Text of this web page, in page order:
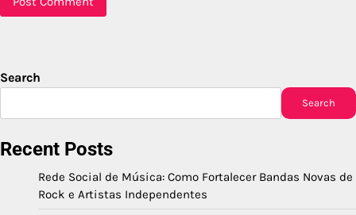
Search
Search
Recent Posts
Rede Social de Música: Como Fortalecer Bandas Novas de
Rock e Artistas Independentes